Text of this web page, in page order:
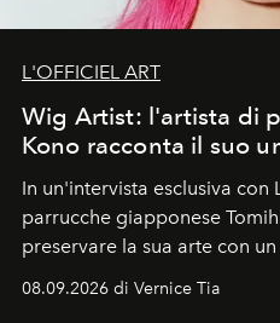
L'OFFICIEL ART
Wig Artist: l'artista di
Kono racconta il suo
In un'intervista esclusiva con
parrucche giapponese
preservare la sua arte con
contemporaneo.
08.09.2026 di Vernice Tia